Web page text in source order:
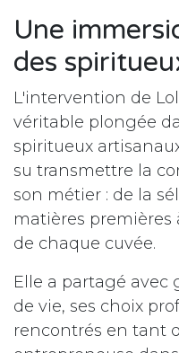
Une
des
L'intervention de
véritable plongée
spiritueux
su transmettre la
son métier : de la
matières
de chaque cuvée.
Elle a partagé avec
de vie, ses choix
rencontrés en tant